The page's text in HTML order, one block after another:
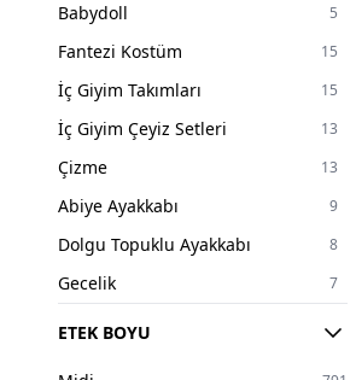
Etek
Şort
Tayt
Eşofman Takım
Tesettür Elbise
Tesettür Abiye Elbise
Tesettür Takım 279
Tesettür Tunik 56
Babydoll 5
Fantezi Kostüm 15
İç Giyim Takımları 15
İç Giyim Çeyiz Setleri 13
Çizme 13
Abiye Ayakkabı 9
Dolgu Topuklu Ayakkabı 8
Gecelik 7
Jartiyer
ETEK BOYU